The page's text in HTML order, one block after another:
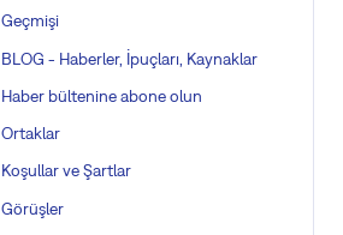
Geçmişi
BLOG - Haberler, İpuçları, Kaynaklar
Haber bültenine abone olun
Ortaklar
Koşullar ve Şartlar
Görüşler